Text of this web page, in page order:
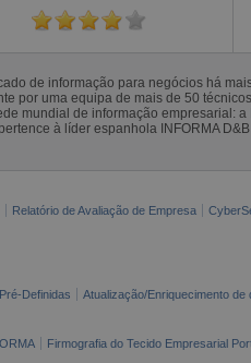
de informação para negócios há
por uma equipa de mais de 50
mundial de informação empresarial:
à líder espanhola INFORMA
Relatório de Avaliação de Empresa
Definidas Atualização/Enriquecimento de
Firmografia do Tecido Empresarial